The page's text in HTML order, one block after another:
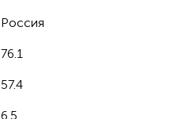
Россия
76.1
57.4
6.5